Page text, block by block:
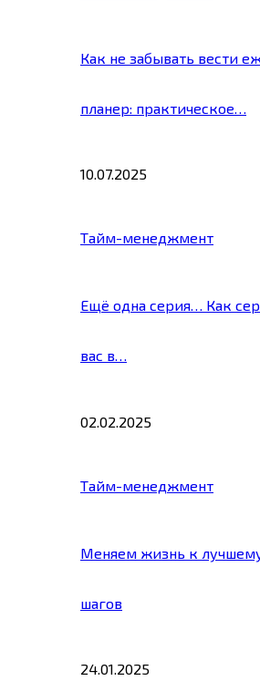
Как не забывать вести
планер: практическое…
10.07.2025
Тайм-менеджмент
Ещё одна серия… Как
вас в…
02.02.2025
Тайм-менеджмент
Меняем жизнь к
шагов
24.01.2025